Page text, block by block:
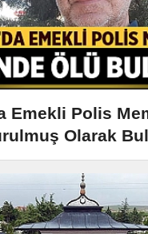
Emekli Polis
Olarak